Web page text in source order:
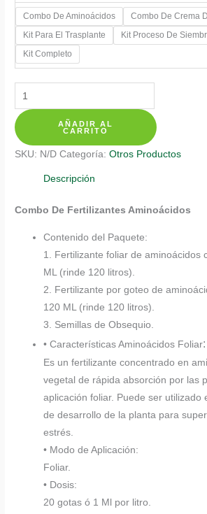
desde
$ 28.350
hasta
Combo De Aminoácidos
Combo De Crema
Kit Para El Trasplante
Kit Proceso De
Kit Completo
Kits
De
Fertilizantes
Para
Campanilla
cantidad
AÑADIR AL
CARRITO
SKU: N/D Categoría:Otros Productos
Descripción
Combo De Fertilizantes Aminoácidos
Contenido del Paquete:
1. Fertilizante foliar de aminoácidos
ML (rinde 120 litros).
2. Fertilizante por goteo de
120 ML (rinde 120 litros).
3. Semillas de Obsequio.
• Características Aminoácidos Foliar:
Es un fertilizante concentrado en
vegetal de rápida absorción por las
aplicación foliar. Puede ser utilizado
de desarrollo de la planta para
estrés.
• Modo de Aplicación:
Foliar.
• Dosis:
20 gotas ó 1 Ml por litro.